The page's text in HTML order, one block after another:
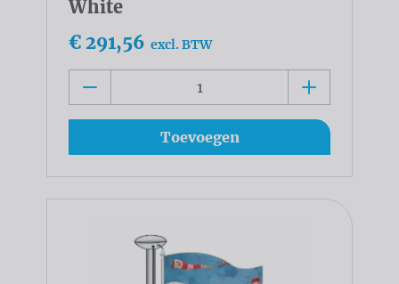
White
€ 291,56 excl. BTW
Toevoegen